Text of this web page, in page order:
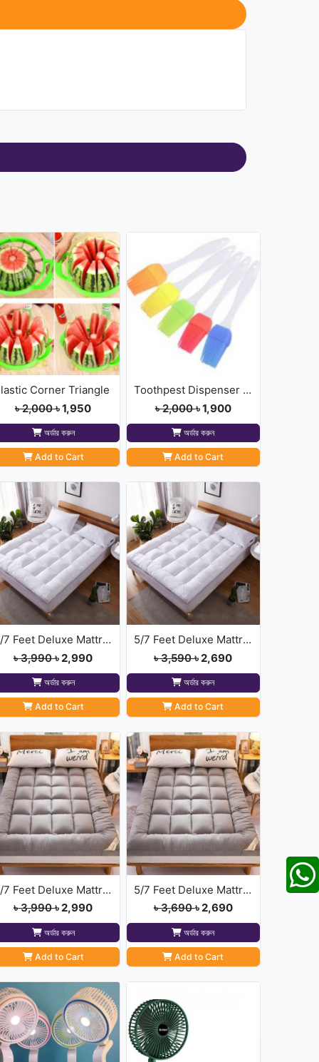
Corner Triangle
৳ 2,000৳ 1,950
অর্ডার করুন
Add to Cart
Toothpest Dispenser With
৳ 2,000৳ 1,900
অর্ডার করুন
Add to Cart
6/7 Feet Deluxe Mattress Topper
৳ 3,990৳ 2,990
অর্ডার করুন
Add to Cart
5/7 Feet Deluxe Mattress Topper
৳ 3,590৳ 2,690
অর্ডার করুন
Add to Cart
6/7 Feet Deluxe Mattress Topper( Ash Colour)
৳ 3,990৳ 2,990
অর্ডার করুন
Add to Cart
5/7 Feet Deluxe Mattress Topper( Ash Colour)
৳ 3,690৳ 2,690
অর্ডার করুন
Add to Cart